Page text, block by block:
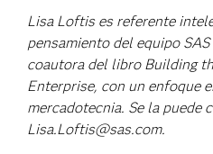
Lisa Loftis es referente
pensamiento del equipo
coautora del libro Building
Enterprise, con un enfoque
mercadotecnia. Se la puede
Lisa.Loftis@sas.com.